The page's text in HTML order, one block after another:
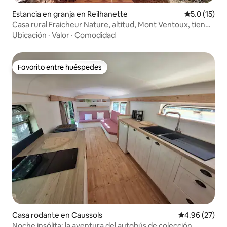
Estancia en granja en Reilhanette Calificación
5.0 (15)
Casa rural Fraicheur Nature, altitud, Mont Ventoux, tienda
de campaña
Ubicación · Valor · Comodidad
Favorito entre huéspedes
Favorito entre huéspedes
Casa rodante en Caussols Calificación
4.96 (27)